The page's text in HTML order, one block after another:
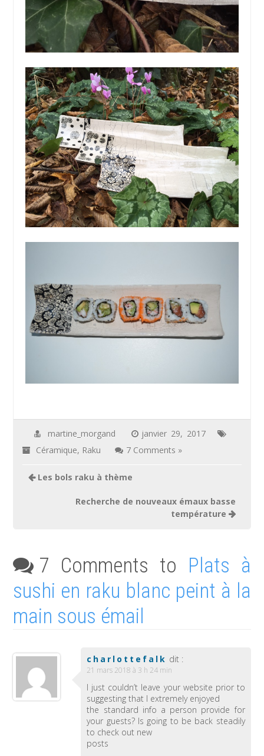
martine_morgand
janvier 29, 2017
Céramique, Raku 7 Comments »
Les bols raku à thème
Recherche de nouveaux émaux basse
température
7 Comments to Plats à
sushi en raku blanc peint à la
main sous émail
charlottefalk dit :
21 mars 2018 à 3 h 24 min
I just couldn’t leave your website prior to
suggesting that I extremely enjoyed
the standard info a person provide for
your guests? Is going to be back steadily
to check out new
posts